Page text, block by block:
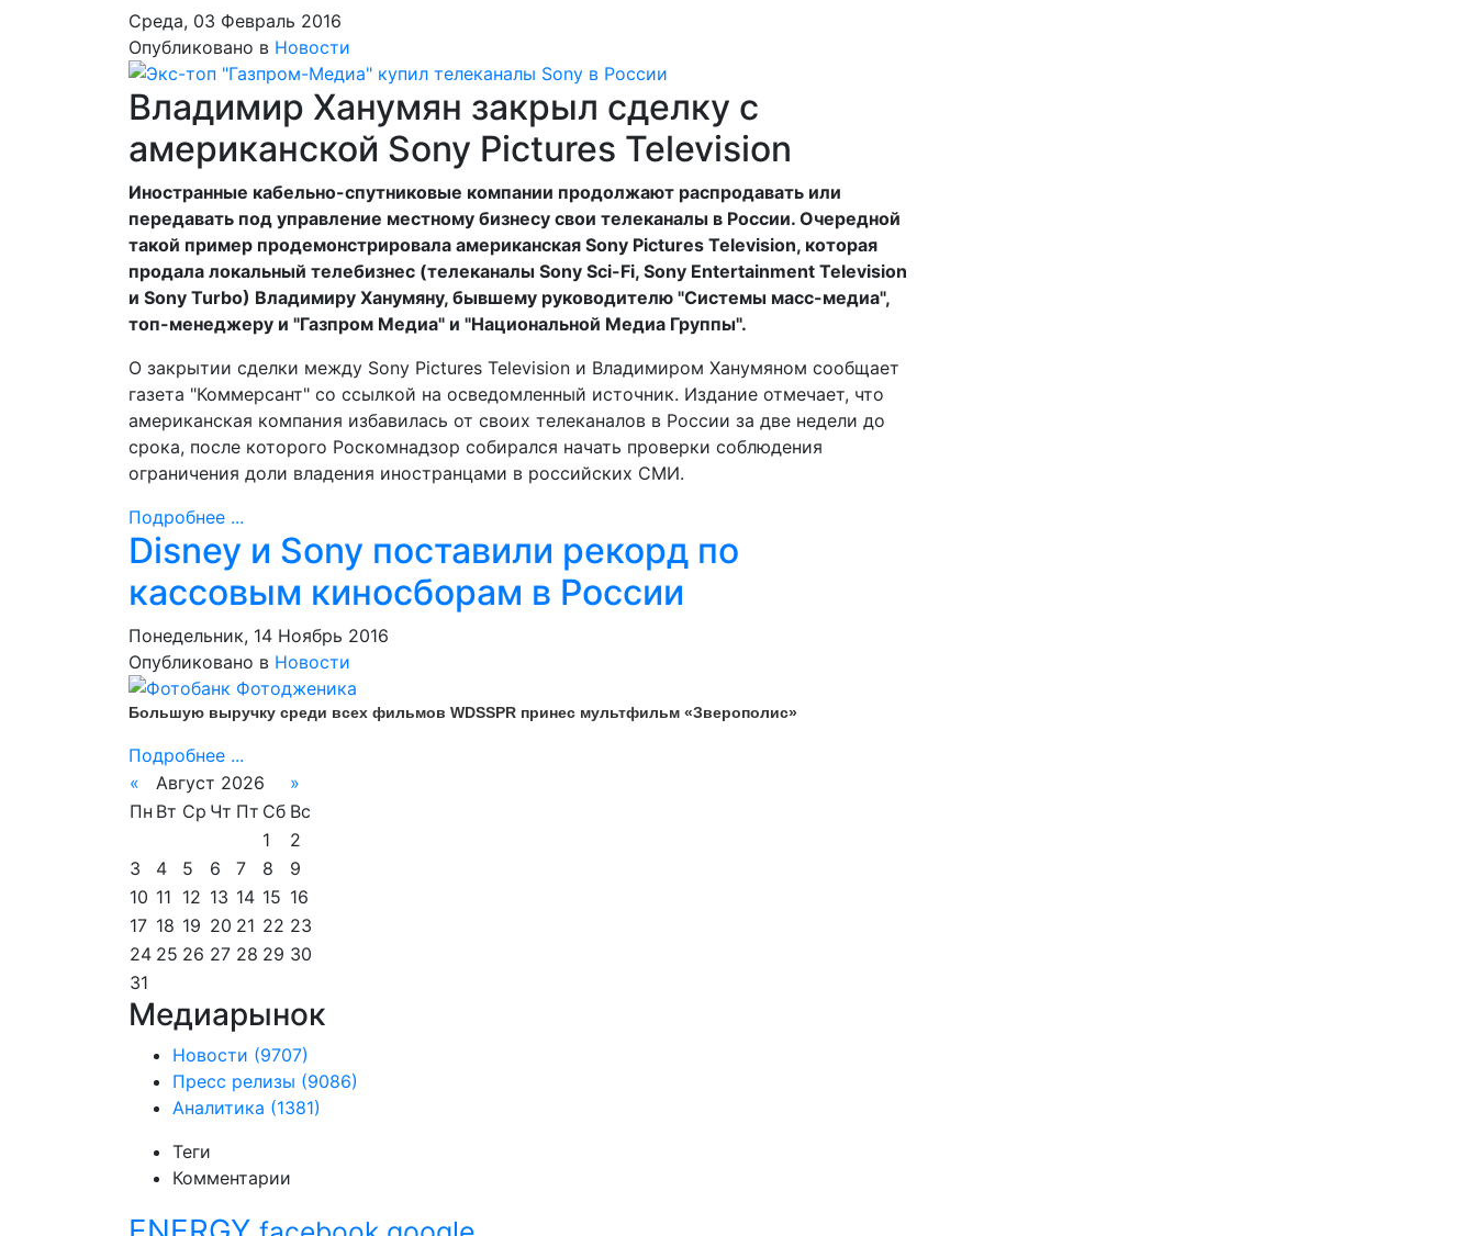
Среда, 03 Февраль 2016
Опубликовано в Новости
Владимир Ханумян закрыл сделку с
американской Sony Pictures Television
Иностранные кабельно-спутниковые компании продолжают распродавать или
передавать под управление местному бизнесу свои телеканалы в России. Очередной
такой пример продемонстрировала американская Sony Pictures Television, которая
продала локальный телебизнес (телеканалы Sony Sci-Fi, Sony Entertainment Television
и Sony Turbo) Владимиру Ханумяну, бывшему руководителю "Системы масс-медиа",
топ-менеджеру и "Газпром Медиа" и "Национальной Медиа Группы".
О закрытии сделки между Sony Pictures Television и Владимиром Ханумяном сообщает
газета "Коммерсант" со ссылкой на осведомленный источник. Издание отмечает, что
американская компания избавилась от своих телеканалов в России за две недели до
срока, после которого Роскомнадзор собирался начать проверки соблюдения
ограничения доли владения иностранцами в российских СМИ.
Подробнее ...
Disney и Sony поставили рекорд по
кассовым киносборам в России
Понедельник, 14 Ноябрь 2016
Опубликовано в Новости
Большую выручку среди всех фильмов WDSSPR принес мультфильм «Зверополис»
Подробнее ...
«
Август 2026
»
Пн Вт Ср Чт Пт Сб Вс
1
2
3
4 5 6 7 8
9
10 11 12 13 14 15 16
17 18 19 20 21 22 23
24 25 26 27 28 29 30
31
Медиарынок
Новости (9707)
Пресс релизы (9086)
Аналитика (1381)
Теги
Комментарии